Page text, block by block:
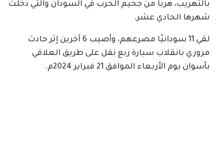
بالتهريب، هربا من جحيم الحرب في السودان والتي دخلت
شهرها الحادي عشر.
لقي 11 سودانيًا مصرعهم، وأصيب 6 آخرين إثر حادث
مروري بانقلاب سيارة ربع نقل على طريق العلاقي
بأسوان يوم الأربعاء الموافق 21 فبراير 2024م.